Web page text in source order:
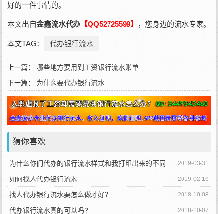
好的一件事情的。
本文出自金鑫流水代办 【QQ52725599】 ，您身边的流水专家。
本文TAG： 代办银行流水
上一篇： 哪些地方要用到工资银行流水账单
下一篇： 为什么要代办银行流水
猜你喜欢
2019-03-31
为什么你们代办的银行流水样式和我打印出来的不同
呢？
2019-02-16
如何找人代办银行流水
2018-10-08
找人代办银行流水要怎么做才好？
2018-10-07
代办银行流水真的可以吗?